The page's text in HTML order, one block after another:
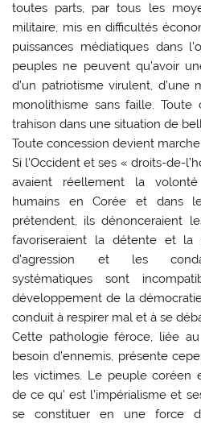
toutes parts, par tous les
militaire, mis en difficultés
puissances médiatiques dans
peuples ne peuvent qu’avoir
d’un patriotisme virulent, d’une
monolithisme sans faille.
trahison dans une situation de
Toute concession devient
Si l’Occident et ses « droits-de-
avaient réellement la
humains en Corée et dans
prétendent, ils dénonceraient
favoriseraient la détente et la
d’agression et les
systématiques sont
développement de la
conduit à respirer mal et à se
Cette pathologie féroce, liée
besoin d’ennemis, présente
les victimes. Le peuple coréen
de ce qu’ est l’impérialisme et
se constituer en une force